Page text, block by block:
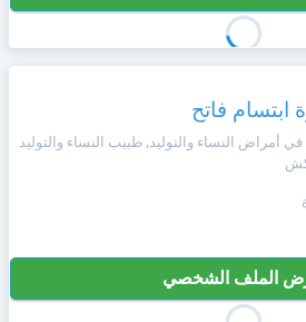
ابتسام فاتح
أمراض النساء والتوليد, طبيب النساء والتوليد
الملف الشخصي